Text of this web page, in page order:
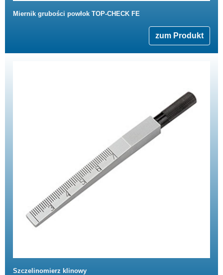
Miernik grubości powłok TOP-CHECK FE
zum Produkt
Szczelinomierz klinowy